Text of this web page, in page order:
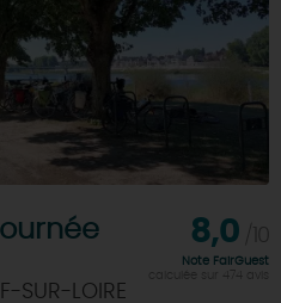
SUR-LOIRE
8,0
Note FairGuest